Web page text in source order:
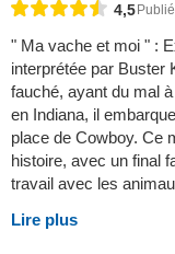
4,5
" Ma vache et moi " :
interprétée par Buster
fauché, ayant du mal
en Indiana, il
place de Cowboy. Ce
histoire, avec un final
travail avec les
Lire plus